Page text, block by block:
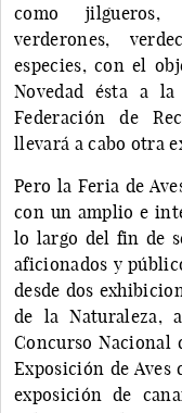
como jilgueros,
verderones,
especies, con el
Novedad ésta a
Federación de
llevará a cabo otra
Pero la Feria de
con un amplio e
lo largo del fin de
aficionados y
desde dos
de la Naturaleza,
Concurso Nacional
Exposición de Aves
exposición de